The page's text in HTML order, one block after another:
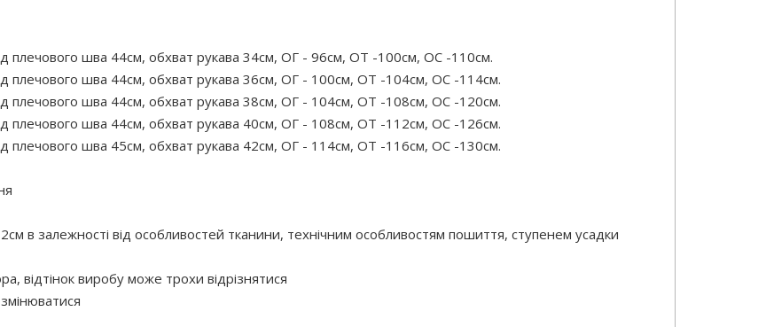
плечового шва 44см, обхват рукава 34см, ОГ - 96см, ОТ -100см, OC -110см.
плечового шва 44см, обхват рукава 36см, ОГ - 100см, ОТ -104см, OC -114см.
плечового шва 44см, обхват рукава 38см, ОГ - 104см, ОТ -108см, OC -120см.
плечового шва 44см, обхват рукава 40см, ОГ - 108см, ОТ -112см, OC -126см.
плечового шва 45см, обхват рукава 42см, ОГ - 114см, ОТ -116см, OC -130см.
в залежності від особливостей тканини, технічним особливостям пошиття, ступенем усадки
відтінок виробу може трохи відрізнятися